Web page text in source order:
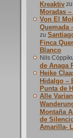
Kreaktiv zu
Moradas
Von El
Quemada
zu
Finca
Blanco
Nils
de Anaga
Heike
Hidalgo –
Punta de
Alle
Montaña
de
Amarilla-